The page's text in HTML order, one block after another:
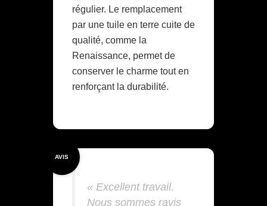
régulier. Le remplacement
par une tuile en terre cuite de
qualité, comme la
Renaissance, permet de
conserver le charme tout en
renforçant la durabilité.
AVIS
« Excellent travail.
Nous sommes ravis